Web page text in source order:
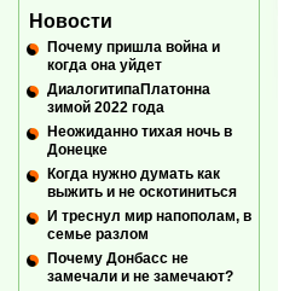
Новости
Почему пришла война и
когда она уйдет
ДиалогитипаПлатонна
зимой 2022 года
Неожиданно тихая ночь в
Донецке
Когда нужно думать как
выжить и не оскотиниться
И треснул мир напополам, в
семье разлом
Почему Донбасс не
замечали и не замечают?